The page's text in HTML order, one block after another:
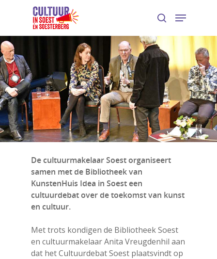
Druk op Enter om te starten met zoeken
of ESC om te sluiten
De cultuurmakelaar Soest organiseert
samen met de Bibliotheek van
KunstenHuis Idea in Soest een
cultuurdebat over de toekomst van kunst
en cultuur.
Met trots kondigen de Bibliotheek Soest
en cultuurmakelaar Anita Vreugdenhil aan
dat het Cultuurdebat Soest plaatsvindt op